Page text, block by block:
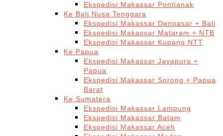
Ekspedisi Makassar Pontianak
Ke Bali Nusa Tenggara
Ekspedisi Makassar Denpasar + Bali
Ekspedisi Makassar Mataram + NTB
Ekspedisi Makassar Kupang NTT
Ke Papua
Ekspedisi Makassar Jayapura +
Papua
Ekspedisi Makassar Sorong + Papua
Barat
Ke Sumatera
Ekspedisi Makassar Lampung
Ekspedisi Makassar Batam
Ekspedisi Makassar Aceh